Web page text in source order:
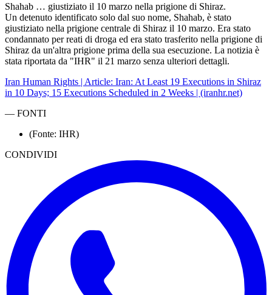
Shahab … giustiziato il 10 marzo nella prigione di Shiraz.
Un detenuto identificato solo dal suo nome, Shahab, è stato
giustiziato nella prigione centrale di Shiraz il 10 marzo. Era stato
condannato per reati di droga ed era stato trasferito nella prigione di
Shiraz da un'altra prigione prima della sua esecuzione. La notizia è
stata riportata da "IHR" il 21 marzo senza ulteriori dettagli.
Iran Human Rights | Article: Iran: At Least 19 Executions in Shiraz
in 10 Days; 15 Executions Scheduled in 2 Weeks | (iranhr.net)
— FONTI
(Fonte: IHR)
CONDIVIDI